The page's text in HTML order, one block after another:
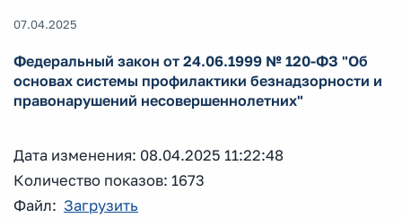
07.04.2025
Федеральный закон от 24.06.1999 № 120-ФЗ "Об
основах системы профилактики безнадзорности и
правонарушений несовершеннолетних"
Дата изменения: 08.04.2025 11:22:48
Количество показов: 1673
Файл: Загрузить